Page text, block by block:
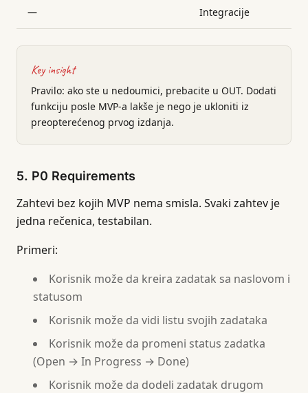
— Integracije
Key insight
Pravilo: ako ste u nedoumici, prebacite u OUT. Dodati
funkciju posle MVP-a lakše je nego je ukloniti iz
preopterećenog prvog izdanja.
5. P0 Requirements
Zahtevi bez kojih MVP nema smisla. Svaki zahtev je
jedna rečenica, testabilan.
Primeri:
Korisnik može da kreira zadatak sa naslovom i
statusom
Korisnik može da vidi listu svojih zadataka
Korisnik može da promeni status zadatka
(Open → In Progress → Done)
Korisnik može da dodeli zadatak drugom